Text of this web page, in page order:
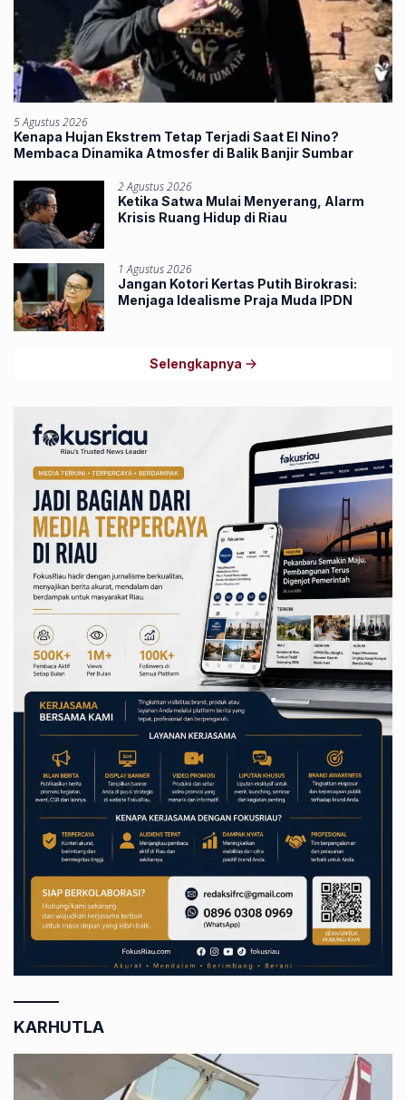
5 Agustus 2026
Kenapa Hujan Ekstrem Tetap Terjadi Saat El Nino?
Membaca Dinamika Atmosfer di Balik Banjir Sumbar
2 Agustus 2026
Ketika Satwa Mulai Menyerang, Alarm
Krisis Ruang Hidup di Riau
1 Agustus 2026
Jangan Kotori Kertas Putih Birokrasi:
Menjaga Idealisme Praja Muda IPDN
Selengkapnya
KARHUTLA